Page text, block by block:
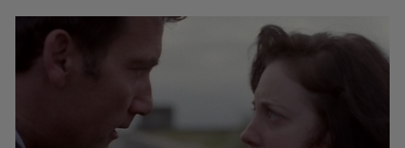
concursul ...